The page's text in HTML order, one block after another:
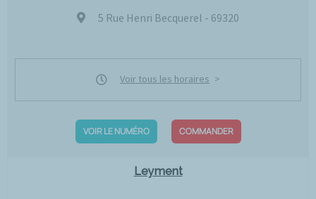
5 Rue Henri Becquerel - 69320
Voir tous les horaires
VOIR LE NUMÉRO COMMANDER
Leyment